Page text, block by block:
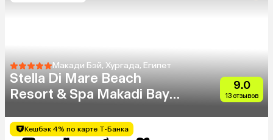
Макади Бэй, Хургада, Египет
Stella Di Mare Beach
Resort & Spa Makadi Bay
Resort & Spa)
9.0
13 отзывов
Кешбэк 4% по карте Т-Банка